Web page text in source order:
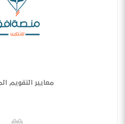
معايير التقويم